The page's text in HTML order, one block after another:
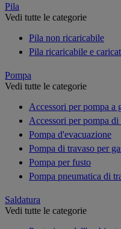
Pila
Vedi tutte le categorie
Pila non ricaricabile
Pila ricaricabile e
Pompa
Vedi tutte le categorie
Accessori per pompa a
Accessori per pompa di
Pompa d'evacuazione
Pompa di travaso per
Pompa per fusto
Pompa pneumatica di
Saldatura
Vedi tutte le categorie